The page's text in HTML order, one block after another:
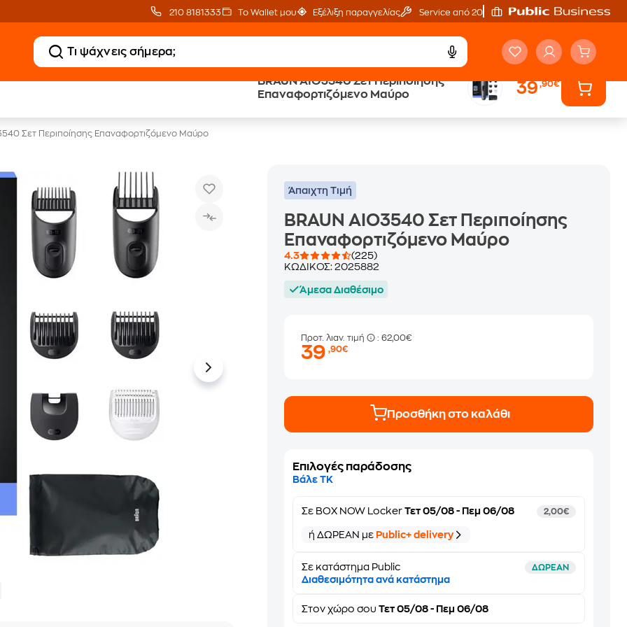
210 8181333 Το Wallet μου Εξέλιξη παραγγελίας Service από 20'
BRAUN AIO3540 Σετ Περιποίησης
Επαναφορτιζόμενο Μαύρο
39,90€
Άτοκες Δόσεις Public επιστροφή €
Σετ Περιποίησης Επαναφορτιζόμενο Μαύρο
Άπαιχτη Τιμή
BRAUN AIO3540 Σετ Περιποίησης
Επαναφορτιζόμενο Μαύρο
4.3
(225)
ΚΩΔΙΚΟΣ:2025882
Άμεσα Διαθέσιμο
Προτ. λιαν. τιμή : 62,00€
39,90€
Προσθήκη στο καλάθι
Επιλογές παράδοσης
Βάλε ΤΚ
Σε BOX NOW Locker Τετ 05/08 - Πεμ 06/08 2,00€
ή ΔΩΡΕΑΝ με Public+ delivery
Σε κατάστημα Public ΔΩΡΕΑΝ
Διαθεσιμότητα ανά κατάστημα
Στονχώρο σου Τετ 05/08 - Πεμ 06/08